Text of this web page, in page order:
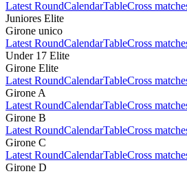
Latest RoundCalendarTableCross
Juniores Elite
Girone unico
Latest RoundCalendarTableCross
Under 17 Elite
Girone Elite
Latest RoundCalendarTableCross
Girone A
Latest RoundCalendarTableCross
Girone B
Latest RoundCalendarTableCross
Girone C
Latest RoundCalendarTableCross
Girone D